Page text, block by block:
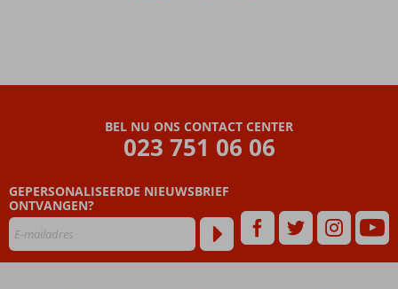
BEL NU ONS CONTACT CENTER
023 751 06 06
GEPERSONALISEERDE NIEUWSBRIEF
ONTVANGEN?